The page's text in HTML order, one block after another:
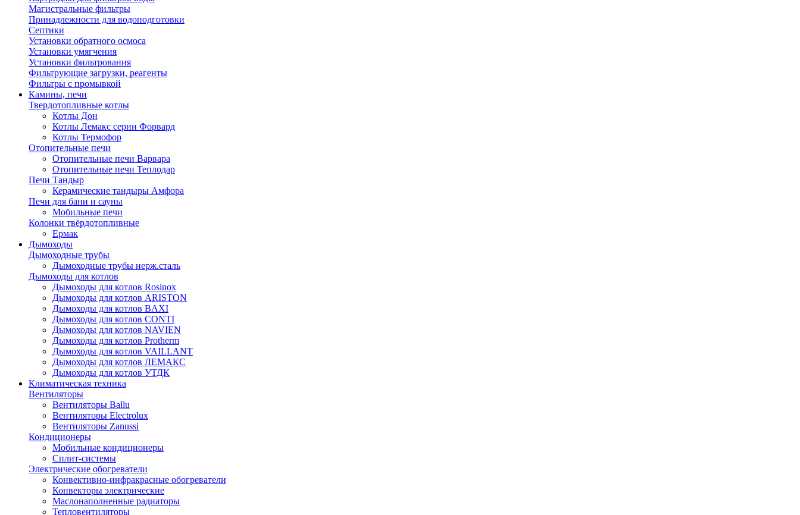
Магистральные фильтры
Принадлежности для водоподготовки
Септики
Установки обратного осмоса
Установки умягчения
Установки фильтрования
Фильтрующие загрузки, реагенты
Фильтры с промывкой
Камины, печи
Твердотопливные котлы
Котлы Дон
Котлы Лемакс серии Форвард
Котлы Термофор
Отопительные печи
Отопительные печи Варвара
Отопительные печи Теплодар
Печи Тандыр
Керамические тандыры Амфора
Печи для бани и сауны
Мобильные печи
Колонки твёрдотопливные
Ермак
Дымоходы
Дымоходные трубы
Дымоходные трубы нерж.сталь
Дымоходы для котлов
Дымоходы для котлов Rosinox
Дымоходы для котлов ARISTON
Дымоходы для котлов BAXI
Дымоходы для котлов CONTI
Дымоходы для котлов NAVIEN
Дымоходы для котлов Protherm
Дымоходы для котлов VAILLANT
Дымоходы для котлов ЛЕМАКС
Дымоходы для котлов УТДК
Климатическая техника
Вентиляторы
Вентиляторы Ballu
Вентиляторы Electrolux
Вентиляторы Zanussi
Кондиционеры
Мобильные кондиционеры
Сплит-системы
Электрические обогреватели
Конвективно-инфракрасные обогреватели
Конвекторы электрические
Маслонаполненные радиаторы
Тепловентиляторы